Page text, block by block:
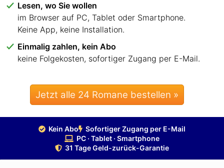
Lesen, wo Sie wollen
im Browser auf PC, Tablet oder Smartphone.
Keine App, keine Installation.
Einmalig zahlen, kein Abo
keine Folgekosten, sofortiger Zugang per E-Mail.
Jetzt alle 24 Romane bestellen »
Kein Abo
Sofortiger Zugang per E-Mail
PC · Tablet · Smartphone
31 Tage Geld-zurück-Garantie